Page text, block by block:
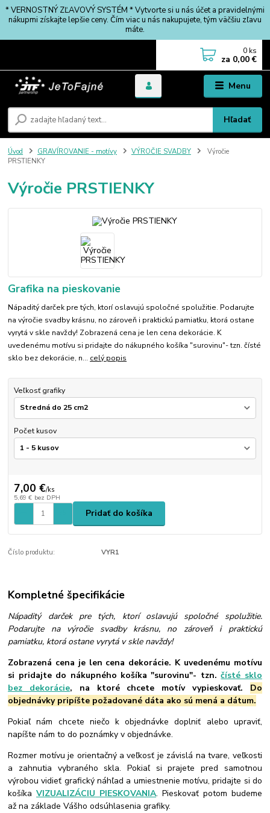
* VERNOSTNÝ ZĽAVOVÝ SYSTÉM * Vytvorte si u nás účet a pravidelnými
nákupmi získajte lepšie ceny. Čím viac u nás nakupujete, tým väčšiu zľavu
máte.
Menu
Hľadať
0 ks
za 0,00 €
Úvod GRAVÍROVANIE - motívy VÝROČIE SVADBY
Výročie
PRSTIENKY
Výročie PRSTIENKY
Grafika na pieskovanie
Nápaditý darček pre tých, ktorí oslavujú spoločné spolužitie. Podarujte
na výročie svadby krásnu, no zároveň i praktickú pamiatku, ktorá ostane
vyrytá v skle navždy! Zobrazená cena je len cena dekorácie. K
uvedenému motívu si pridajte do nákupného košíka "surovinu"- tzn. čísté
sklo bez dekorácie, n... celý popis
Veľkosť grafiky
Počet kusov
7,00 €/ks
5,69 € bez DPH
Pridať do košíka
Číslo produktu: VYR1
Kompletné špecifikácie
Nápaditý darček pre tých, ktorí oslavujú spoločné spolužitie.
Podarujte na výročie svadby krásnu, no zároveň i praktickú
pamiatku, ktorá ostane vyrytá v skle navždy!
Zobrazená cena je len cena dekorácie. K uvedenému motívu
si pridajte do nákupného košíka "surovinu"- tzn.čísté sklo
bez dekorácie, na ktoré chcete motív vypieskovať. Do
objednávky pripíšte požadované dáta ako sú mená a dátum.
Pokiaľ nám chcete niečo k objednávke doplniť alebo upraviť,
napíšte nám to do poznámky v objednávke.
Rozmer motívu je orientačný a veľkosť je závislá na tvare, veľkosti
a zahnutia vybraného skla. Pokiaľ si prajete pred samotnou
výrobou vidieť grafický náhľad a umiestnenie motívu, pridajte si do
košíkaVIZUALIZÁCIU PIESKOVANIA. Pieskovať potom budeme
až na základe Vášho odsúhlasenia grafiky.